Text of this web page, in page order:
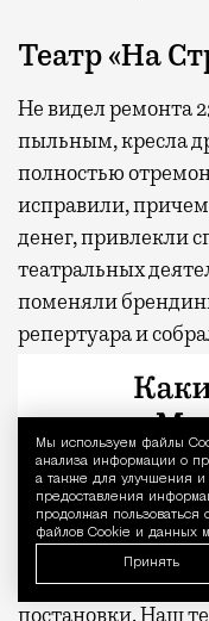
Мы используем файлы
анализа информации о
а также для улучшения и
предоставления
продолжая пользоваться
файлов Cookie и данных
Принять
Театр «На
Не видел ремонта
пыльным, кресла
полностью
исправили,
денег, привлекли
театральных
поменяли
репертуара и
в порядок
Стараюсь, чтобы
чистым,
уютным. Пытаюсь
культ гостя, а не
эмоционально
постановки. Наш